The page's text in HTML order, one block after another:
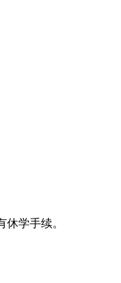
休学手续。